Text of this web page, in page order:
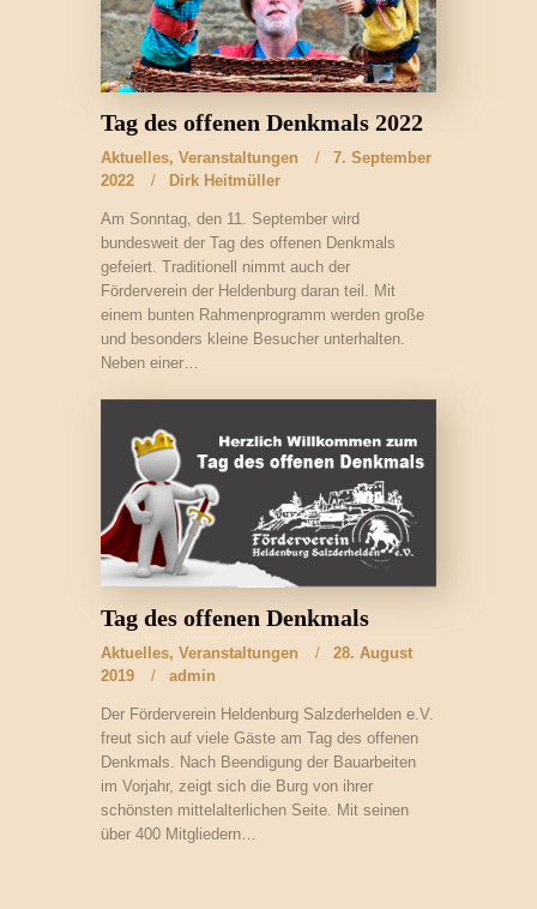
Tag des offenen Denkmals 2022
Aktuelles, Veranstaltungen
7. September
2022
Dirk Heitmüller
Am Sonntag, den 11. September wird
bundesweit der Tag des offenen Denkmals
gefeiert. Traditionell nimmt auch der
Förderverein der Heldenburg daran teil. Mit
einem bunten Rahmenprogramm werden große
und besonders kleine Besucher unterhalten.
Neben einer…
Tag des offenen Denkmals
Aktuelles, Veranstaltungen
28. August
2019
admin
Der Förderverein Heldenburg Salzderhelden e.V.
freut sich auf viele Gäste am Tag des offenen
Denkmals. Nach Beendigung der Bauarbeiten
im Vorjahr, zeigt sich die Burg von ihrer
schönsten mittelalterlichen Seite. Mit seinen
über 400 Mitgliedern…